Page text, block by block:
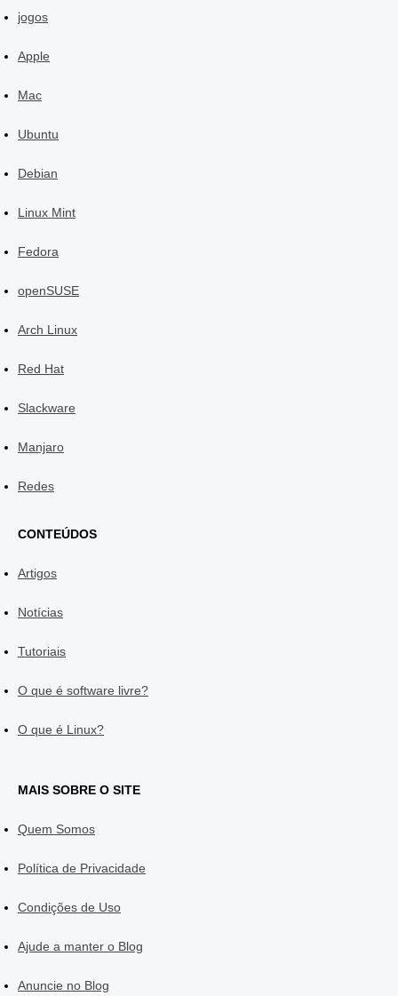
jogos
Apple
Mac
Ubuntu
Debian
Linux Mint
Fedora
openSUSE
Arch Linux
Red Hat
Slackware
Manjaro
Redes
CONTEÚDOS
Artigos
Notícias
Tutoriais
O que é software livre?
O que é Linux?
MAIS SOBRE O SITE
Quem Somos
Política de Privacidade
Condições de Uso
Ajude a manter o Blog
Anuncie no Blog